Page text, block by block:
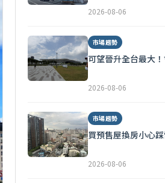
2026-08-06
市場趨勢
可望晉升全台最大
2026-08-06
市場趨勢
買預售屋換房小心
2026-08-06